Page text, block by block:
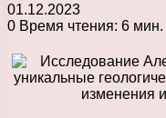
01.12.2023
0 Время чтения: 6 мин.